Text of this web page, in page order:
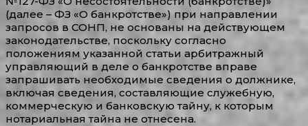
(далее – ФЗ «О банкротстве») при направлении
запросов в СОНП, не основаны на действующем
законодательстве, поскольку согласно
положениям указанной статьи арбитражный
управляющий в деле о банкротстве вправе
запрашивать необходимые сведения о должнике,
включая сведения, составляющие служебную,
коммерческую и банковскую тайну, к которым
нотариальная тайна не отнесена.